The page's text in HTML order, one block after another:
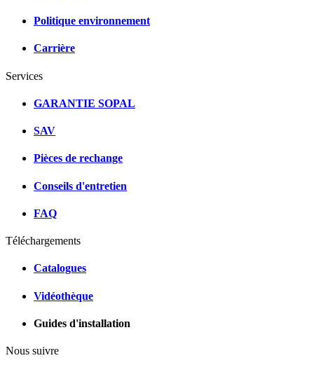
Politique environnement
Carrière
Services
GARANTIE SOPAL
SAV
Pièces de rechange
Conseils d'entretien
FAQ
Téléchargements
Catalogues
Vidéothèque
Guides d'installation
Nous suivre